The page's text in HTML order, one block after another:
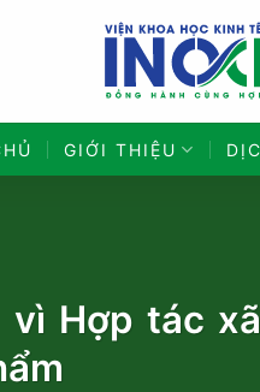
GIỚI THIỆU
vì Hợp tác